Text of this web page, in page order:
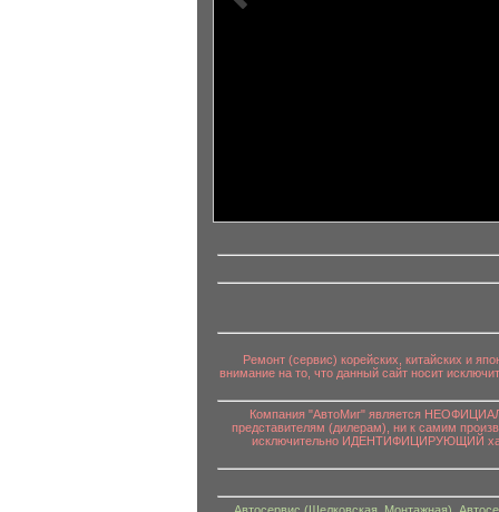
информационный контент
Ремонт (сервис) корейских, китайских и
внимание на то, что данный сайт носит
Компания "АвтоМиг" является
представителям (дилерам), ни к самим
исключительно ИДЕНТИФИЦИРУЮЩИЙ